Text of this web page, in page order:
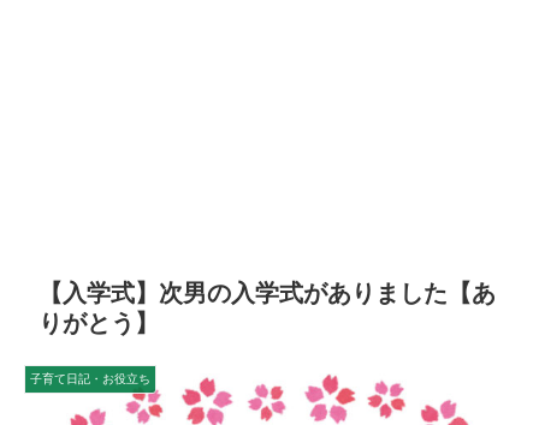
【入学式】次男の入学式がありました【あ
りがとう】
子育て日記・お役立ち